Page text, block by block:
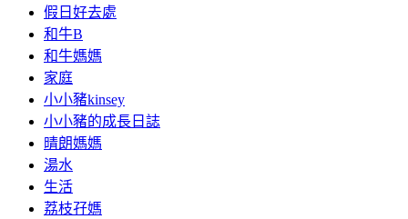
假日好去處
和牛B
和牛媽媽
家庭
小小豬kinsey
小小豬的成長日誌
晴朗媽媽
湯水
生活
荔枝孖媽